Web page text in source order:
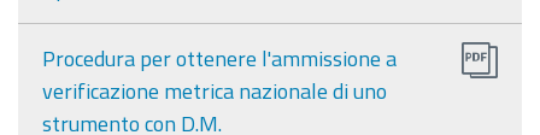
Procedura per ottenere l'ammissione a
verificazione metrica nazionale di uno
strumento con D.M.